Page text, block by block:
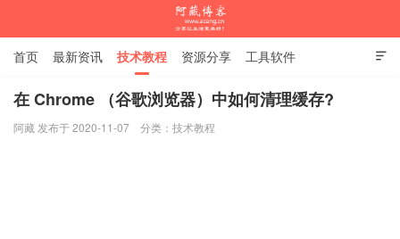

首页 最新资讯 技术教程 资源分享 工具软件
杂谈随笔
在 Chrome （谷歌浏览器）中如何清理缓存?
阿藏 发布于 2020-11-07 分类： 技术教程